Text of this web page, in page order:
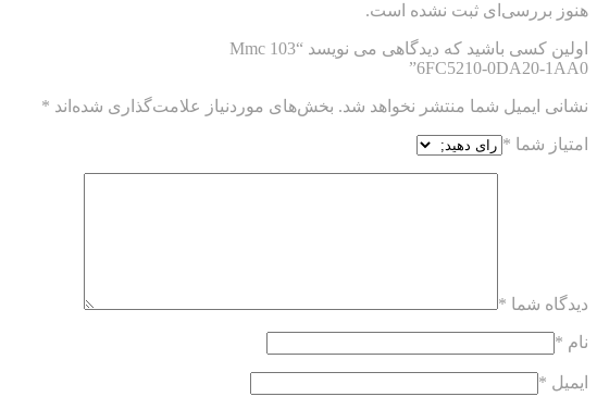
هنوز بررسی‌ای ثبت نشده است.
اولین کسی باشید که دیدگاهی می نویسد “Mmc 103
6FC5210-0DA20-1AA0”
نشانی ایمیل شما منتشر نخواهد شد. بخش‌های موردنیاز علامت‌گذاری شده‌اند *
امتیاز شما *
دیدگاه شما *
نام *
ایمیل *